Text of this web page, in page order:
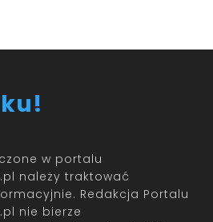
w portalu
należy traktować
Redakcja Portalu
nie bierze